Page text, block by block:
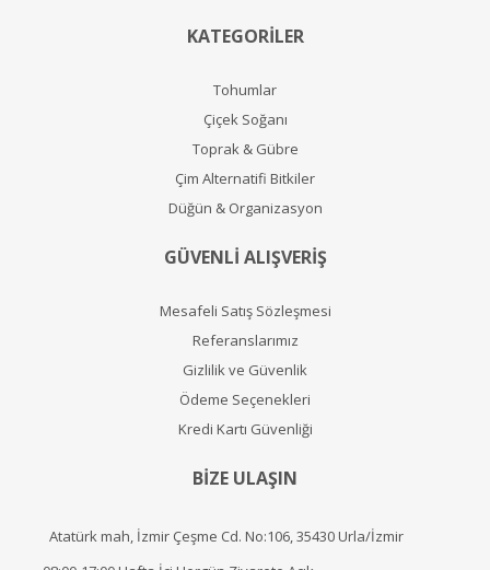
KATEGORİLER
Tohumlar
Çiçek Soğanı
Toprak & Gübre
Çim Alternatifi Bitkiler
Düğün & Organizasyon
GÜVENLİ ALIŞVERİŞ
Mesafeli Satış Sözleşmesi
Referanslarımız
Gizlilik ve Güvenlik
Ödeme Seçenekleri
Kredi Kartı Güvenliği
BİZE ULAŞIN
Atatürk mah, İzmir Çeşme Cd. No:106, 35430 Urla/İzmir